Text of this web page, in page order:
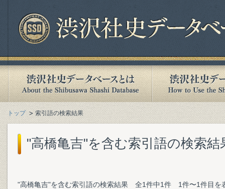
トップ 索引語の検索結果
"高橋亀吉"を含む索引語の検索結
"高橋亀吉"を含む索引語の検索結果 全1件中1件 1件〜1件目を